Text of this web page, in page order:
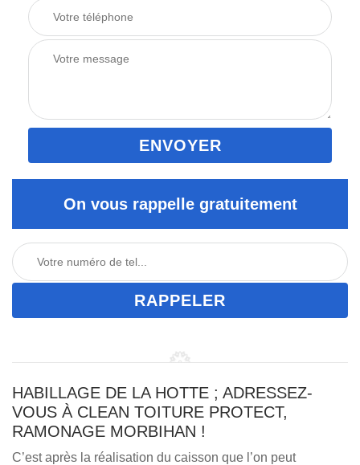
On vous rappelle gratuitement
HABILLAGE DE LA HOTTE ; ADRESSEZ-
VOUS À CLEAN TOITURE PROTECT,
RAMONAGE MORBIHAN !
C’est après la réalisation du caisson que l’on peut